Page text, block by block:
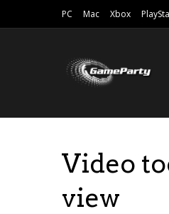
PC Mac Xbox
Video
view